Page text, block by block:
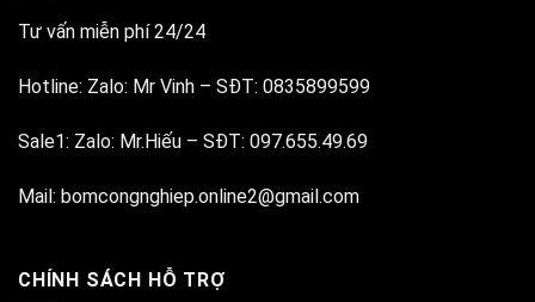
Tư vấn miễn phí 24/24
Hotline: Zalo: Mr Vinh – SĐT: 0835899599
Sale1: Zalo: Mr.Hiếu – SĐT: 097.655.49.69
Mail: bomcongnghiep.online2@gmail.com
CHÍNH SÁCH HỖ TRỢ